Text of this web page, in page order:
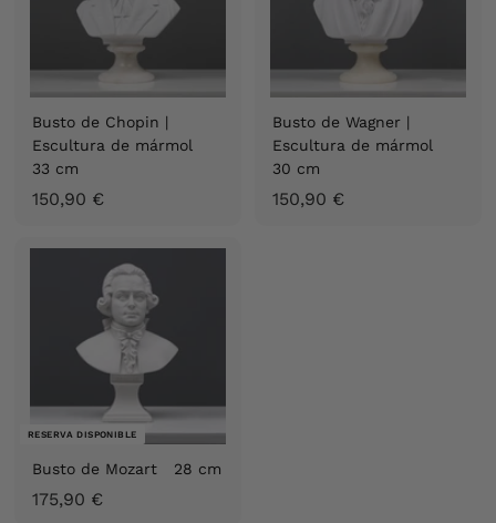
Busto de Chopin |
Escultura de mármol
33 cm
150,90 €1
0
,
9
0
Busto de Wagner |
Escultura de mármol
30 cm
150,90 €1
RESERVA DISPONIBLE
Busto de Mozart 28 cm
175,90 €1